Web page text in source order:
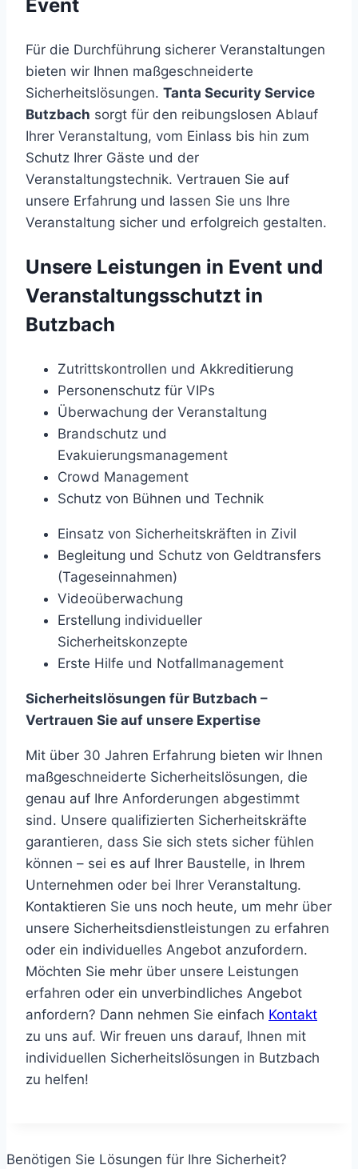
Event
Für die Durchführung sicherer Veranstaltungen
bieten wir Ihnen maßgeschneiderte
Sicherheitslösungen. Tanta Security Service
Butzbach sorgt für den reibungslosen Ablauf
Ihrer Veranstaltung, vom Einlass bis hin zum
Schutz Ihrer Gäste und der
Veranstaltungstechnik. Vertrauen Sie auf
unsere Erfahrung und lassen Sie uns Ihre
Veranstaltung sicher und erfolgreich gestalten.
Unsere Leistungen in Event und
Veranstaltungsschutzt in
Butzbach
Zutrittskontrollen und Akkreditierung
Personenschutz für VIPs
Überwachung der Veranstaltung
Brandschutz und
Evakuierungsmanagement
Crowd Management
Schutz von Bühnen und Technik
Einsatz von Sicherheitskräften in Zivil
Begleitung und Schutz von Geldtransfers
(Tageseinnahmen)
Videoüberwachung
Erstellung individueller
Sicherheitskonzepte
Erste Hilfe und Notfallmanagement
Sicherheitslösungen für Butzbach –
Vertrauen Sie auf unsere Expertise
Mit über 30 Jahren Erfahrung bieten wir Ihnen
maßgeschneiderte Sicherheitslösungen, die
genau auf Ihre Anforderungen abgestimmt
sind. Unsere qualifizierten Sicherheitskräfte
garantieren, dass Sie sich stets sicher fühlen
können – sei es auf Ihrer Baustelle, in Ihrem
Unternehmen oder bei Ihrer Veranstaltung.
Kontaktieren Sie uns noch heute, um mehr über
unsere Sicherheitsdienstleistungen zu erfahren
oder ein individuelles Angebot anzufordern.
Möchten Sie mehr über unsere Leistungen
erfahren oder ein unverbindliches Angebot
anfordern? Dann nehmen Sie einfach Kontakt
zu uns auf. Wir freuen uns darauf, Ihnen mit
individuellen Sicherheitslösungen in Butzbach
zu helfen!
Benötigen Sie Lösungen für Ihre Sicherheit?